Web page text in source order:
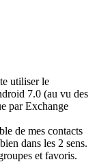
utiliser le
7.0 (au vu des
par Exchange
de mes contacts
dans les 2 sens.
et favoris.